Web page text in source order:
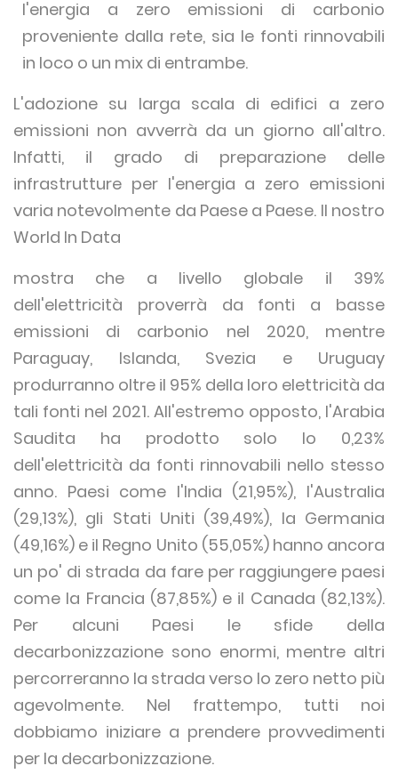
l'energia a zero emissioni di carbonio
proveniente dalla rete, sia le fonti rinnovabili
in loco o un mix di entrambe.
L'adozione su larga scala di edifici a zero
emissioni non avverrà da un giorno all'altro.
Infatti, il grado di preparazione delle
infrastrutture per l'energia a zero emissioni
varia notevolmente da Paese a Paese. Il nostro
World In Data
mostra che a livello globale il 39%
dell'elettricità proverrà da fonti a basse
emissioni di carbonio nel 2020, mentre
Paraguay, Islanda, Svezia e Uruguay
produrranno oltre il 95% della loro elettricità da
tali fonti nel 2021. All'estremo opposto, l'Arabia
Saudita ha prodotto solo lo 0,23%
dell'elettricità da fonti rinnovabili nello stesso
anno. Paesi come l'India (21,95%), l'Australia
(29,13%), gli Stati Uniti (39,49%), la Germania
(49,16%) e il Regno Unito (55,05%) hanno ancora
un po' di strada da fare per raggiungere paesi
come la Francia (87,85%) e il Canada (82,13%).
Per alcuni Paesi le sfide della
decarbonizzazione sono enormi, mentre altri
percorreranno la strada verso lo zero netto più
agevolmente. Nel frattempo, tutti noi
dobbiamo iniziare a prendere provvedimenti
per la decarbonizzazione.